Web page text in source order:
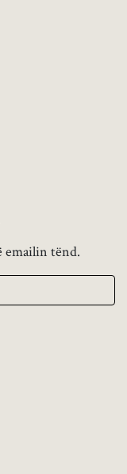
tënd.